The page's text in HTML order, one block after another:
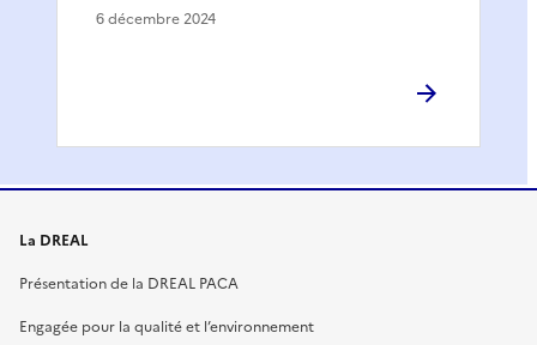
6 décembre 2024
La DREAL
Présentation de la DREAL PACA
Engagée pour la qualité et l’environnement